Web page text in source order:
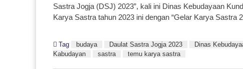
Sastra Jogja (DSJ) 2023”, kali ini Dinas Kebudayaan
Karya Sastra tahun 2023 ini dengan “Gelar Karya Sastra
Tag budaya Daulat Sastra Jogja 2023 Dinas
Kabudayan
sastra temu karya sastra